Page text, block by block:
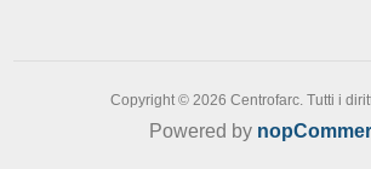
Copyright © 2026 Centrofarc. Tutti i
Powered by